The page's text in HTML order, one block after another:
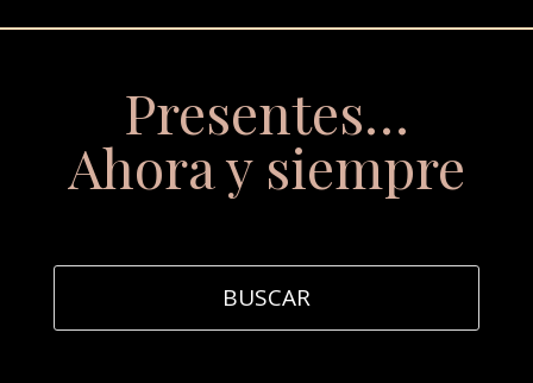
Presentes…
Ahora y siempre